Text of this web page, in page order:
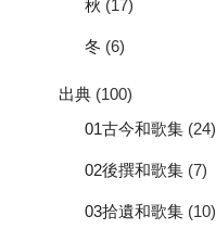
秋 (17)
冬 (6)
出典 (100)
01古今和歌集 (24)
02後撰和歌集 (7)
03拾遺和歌集 (10)